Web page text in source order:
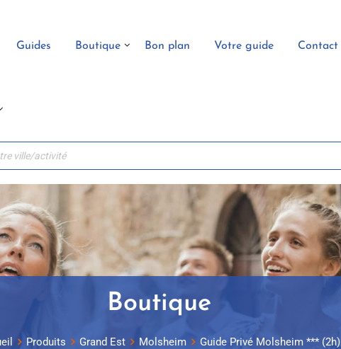
Guides Boutique Bon plan Votre guide Contact
Boutique
Produits Grand Est Molsheim Guide Privé Molsheim *** (2h)